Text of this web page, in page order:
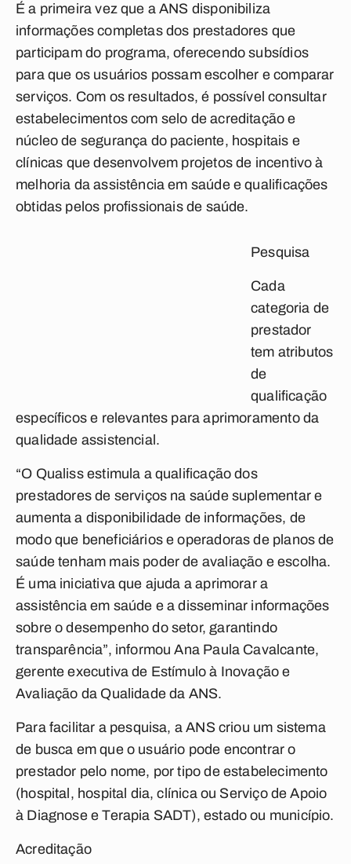
É a primeira vez que a ANS disponibiliza
informações completas dos prestadores que
participam do programa, oferecendo subsídios
para que os usuários possam escolher e comparar
serviços. Com os resultados, é possível consultar
estabelecimentos com selo de acreditação e
núcleo de segurança do paciente, hospitais e
clínicas que desenvolvem projetos de incentivo à
melhoria da assistência em saúde e qualificações
obtidas pelos profissionais de saúde.
Pesquisa
Cada
categoria de
prestador
tem atributos
de
qualificação
específicos e relevantes para aprimoramento da
qualidade assistencial.
“O Qualiss estimula a qualificação dos
prestadores de serviços na saúde suplementar e
aumenta a disponibilidade de informações, de
modo que beneficiários e operadoras de planos de
saúde tenham mais poder de avaliação e escolha.
É uma iniciativa que ajuda a aprimorar a
assistência em saúde e a disseminar informações
sobre o desempenho do setor, garantindo
transparência”, informou Ana Paula Cavalcante,
gerente executiva de Estímulo à Inovação e
Avaliação da Qualidade da ANS.
Para facilitar a pesquisa, a ANS criou um sistema
de busca em que o usuário pode encontrar o
prestador pelo nome, por tipo de estabelecimento
(hospital, hospital dia, clínica ou Serviço de Apoio
à Diagnose e Terapia SADT), estado ou município.
Acreditação